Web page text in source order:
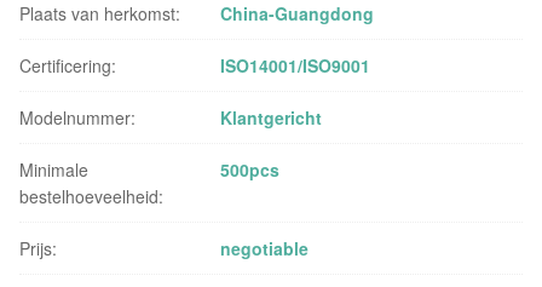
Plaats van herkomst: China-Guangdong
Certificering: ISO14001/ISO9001
Modelnummer: Klantgericht
Minimale
bestelhoeveelheid:
500pcs
Prijs: negotiable